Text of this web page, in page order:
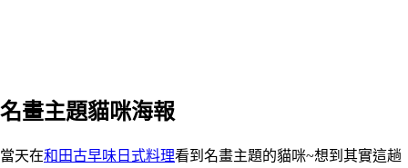
名畫主題貓咪海報
當天在和田古早味日式料理看到名畫主題的貓咪~想到其實這趟